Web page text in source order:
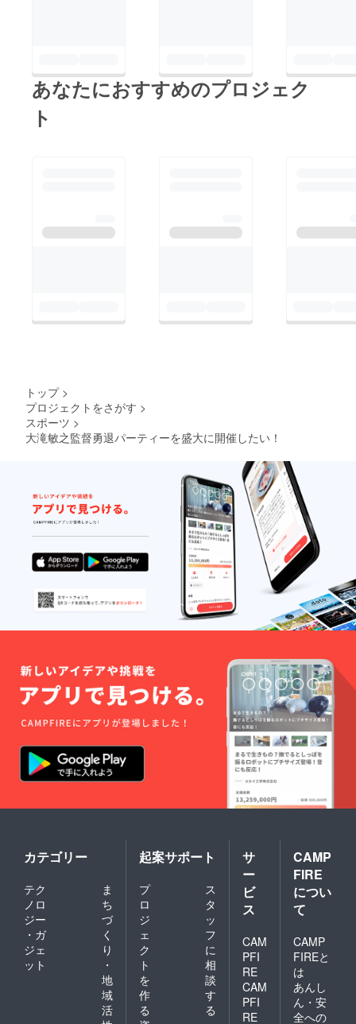
あなたにおすすめのプロジェク
ト
トップ >
プロジェクトをさがす >
スポーツ >
大滝敏之監督勇退パーティーを盛大に開催したい！
カテゴリー
テク
ノロ
ジー
・ガ
ジェ
ット
ま
ち
づ
く
り
・
地
域
活
起案サポート
プ
ロ
ジ
ェ
ク
ト
を
作
る
ス
タ
ッ
フ
に
相
談
す
る
サ
ー
ビ
ス
CAM
PFI
RE
CAM
PFI
RE
CAMP
FIRE
につい
て
CAMP
FIREと
は
あんし
ん・安
全への